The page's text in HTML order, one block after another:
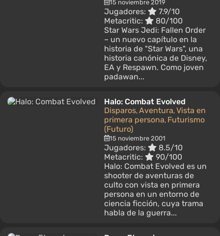
15 noviembre 2019
Jugadores:
7.9/10
Metacritic:
80/100
Star Wars Jedi: Fallen Order
– un nuevo capítulo en la
historia de "Star Wars", una
historia canónica de Disney,
EA y Respawn. Como joven
padawan...
Halo: Combat Evolved
Disparos, Aventura, Vista en
primera persona, Futurismo
(Futuro)
15 noviembre 2001
Jugadores:
8.5/10
Metacritic:
90/100
Halo: Combat Evolved es un
shooter de aventuras de
culto con vista en primera
persona en un entorno de
ciencia ficción, cuya trama
habla de la guerra...